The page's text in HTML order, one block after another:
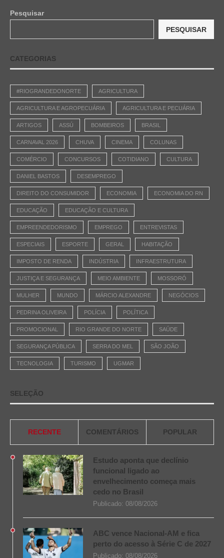
Pesquisar
PESQUISAR
CATEGORIAS
#RIOGRANDEDONORTE AGRICULTURA
AGRICULTURA E AGROPECUÁRIA AGRICULTURA E PECUÁRIA
ARTIGOS ASSÚ BOMBEIROS BRASIL
CARNAVAL 2026 CHUVA CINEMA COLUNAS
COMÉRCIO CONCURSOS COTIDIANO CULTURA
DANIEL BASTOS DESEMPREGO
DIREITO DO CONSUMIDOR ECONOMIA ECONOMIA DO RN
EDUCAÇÃO EDUCAÇÃO E CULTURA
EMPREENDEDORISMO EMPREGO ENTREVISTAS
ESPECIAIS ESPORTE GERAL HABITAÇÃO
IMPOSTO DE RENDA INDÚSTRIA INFRAESTRUTURA
JUSTIÇA E SEGURANÇA MEIO AMBIENTE MOSSORÓ
MULHER MUNDO MÁRCIO ALEXANDRE NEGÓCIOS
PEDRINA OLIVEIRA POLÍCIA POLÍTICA
PROMOCIONAL RIO GRANDE DO NORTE SAÚDE
SEGURANÇA PÚBLICA SERRA DO MEL SÃO JOÃO
TECNOLOGIA TURISMO UGMAR
SELEÇÃO
RECENTE COMENTÁRIOS POPULAR
Estudo aponta que declínio
funcional ligado ao
envelhecimento começa mais
cedo no Brasil
Publicado: 08/08/2026
ABC vence Nacional-AM e fica
perto do acesso à Série C de 2027
Publicado: 08/08/2026